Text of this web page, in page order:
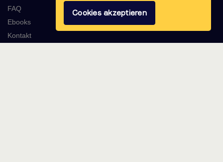
FAQ
Ebooks
Kontakt
Cookies akzeptieren